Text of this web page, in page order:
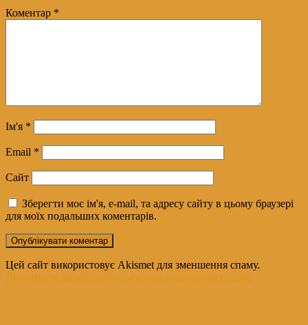
Коментар *
Ім'я *
Email *
Сайт
Зберегти моє ім'я, e-mail, та адресу сайту в цьому браузері
для моїх подальших коментарів.
Цей сайт використовує Akismet для зменшення спаму.